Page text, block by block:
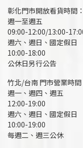
彰化門市開放看貨時間：
週一至週五
09:00-12:00/13:00-
週六、週日、國定假日
10:00-18:00
公休日另行公告
竹北/台南 門市營業時間
週一、週四、週五
12:00-19:00
週六、週日、國定假日
10:00-19:00
每週二、週三公休